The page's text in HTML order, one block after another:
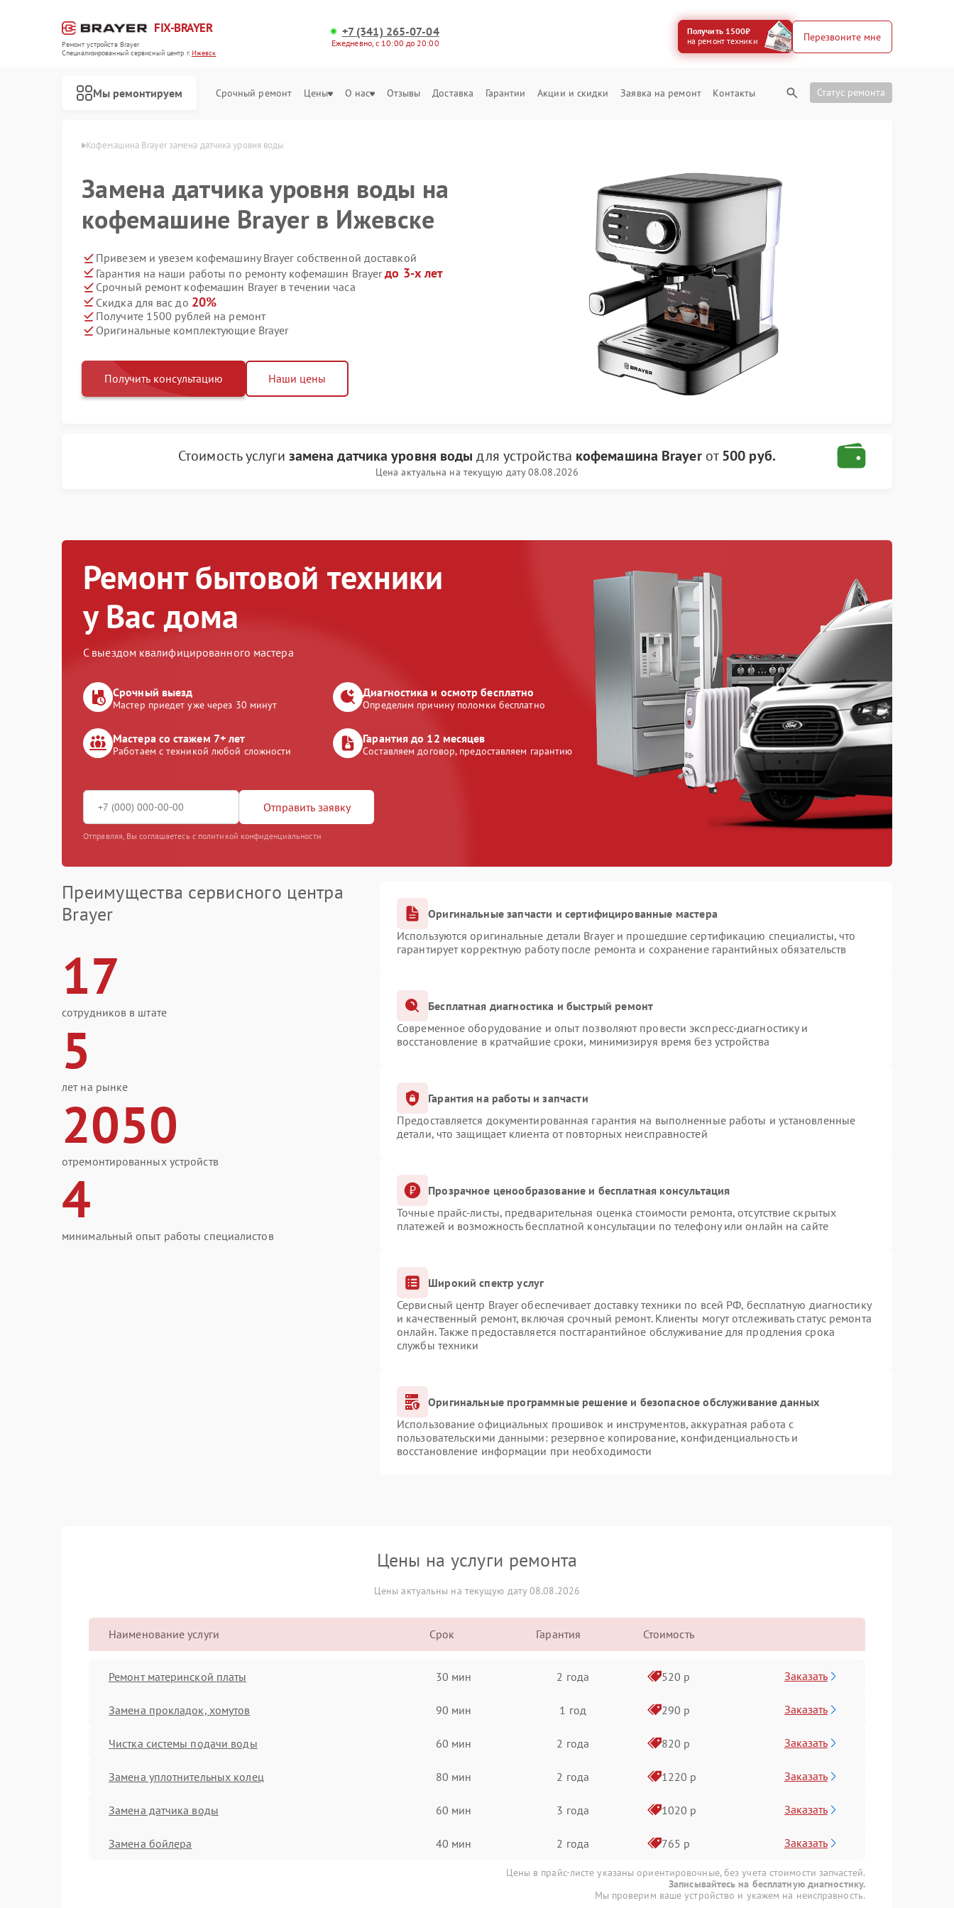
FIX-BRAYER
Ремонт устройств Brayer
Специализированный cервисный центр г.Ижевск
+7 (341) 265-07-04
Ежедневно, с 10:00 до 20:00
Получить 1500₽
на ремонт техники
Перезвоните мне
Мы ремонтируем Срочный ремонт Цены О нас Отзывы Доставка Гарантии Акции и скидки Заявка на ремонт Контакты Статус ремонта
Brayer в Ижевске Кофемашина Brayer замена датчика уровня воды
Замена датчика уровня воды на
кофемашине Brayer в Ижевске
Привезем и увезем кофемашину Brayer собственной доставкой
Гарантия на наши работы по ремонту кофемашин Brayerдо 3-х лет
Срочный ремонт кофемашин Brayer в течении часа
Скидка для вас до 20%
Получите 1500 рублей на ремонт
Оригинальные комплектующие Brayer
Получить консультацию Наши цены
Стоимость услуги замена датчика уровня воды для устройства кофемашина Brayerот500 руб.
Цена актуальна на текущую дату 08.08.2026
Ремонт бытовой техники
у Вас дома
С выездом квалифицированного мастера
Срочный выезд
Мастер приедет уже через 30 минут
Диагностика и осмотр бесплатно
Определим причину поломки бесплатно
Мастера со стажем 7+ лет
Работаем с техникой любой сложности
Гарантия до 12 месяцев
Составляем договор, предоставляем гарантию
Отправить заявку
Отправляя, Вы соглашаетесь с политикой конфиденциальности
Преимущества сервисного центра
Brayer
17
сотрудников в штате
5
лет на рынке
2050
отремонтированных устройств
4
минимальный опыт работы специалистов
Оригинальные запчасти и сертифицированные мастера
Используются оригинальные детали Brayer и прошедшие сертификацию специалисты, что
гарантирует корректную работу после ремонта и сохранение гарантийных обязательств
Бесплатная диагностика и быстрый ремонт
Современное оборудование и опыт позволяют провести экспресс-диагностику и
восстановление в кратчайшие сроки, минимизируя время без устройства
Гарантия на работы и запчасти
Предоставляется документированная гарантия на выполненные работы и установленные
детали, что защищает клиента от повторных неисправностей
Прозрачное ценообразование и бесплатная консультация
Точные прайс-листы, предварительная оценка стоимости ремонта, отсутствие скрытых
платежей и возможность бесплатной консультации по телефону или онлайн на сайте
Широкий спектр услуг
Сервисный центр Brayer обеспечивает доставку техники по всей РФ, бесплатную диагностику
и качественный ремонт, включая срочный ремонт. Клиенты могут отслеживать статус ремонта
онлайн. Также предоставляется постгарантийное обслуживание для продления срока
службы техники
Оригинальные программные решение и безопасное обслуживание данных
Использование официальных прошивок и инструментов, аккуратная работа с
пользовательскими данными: резервное копирование, конфиденциальность и
восстановление информации при необходимости
Цены на услуги ремонта
Цены актуальны на текущую дату 08.08.2026
Наименование услуги Срок Гарантия Стоимость
Ремонт материнской платы 30 мин 2 года 520 р Заказать
Замена прокладок, хомутов 90 мин 1 год 290 р Заказать
Чистка системы подачи воды 60 мин 2 года 820 р Заказать
Замена уплотнительных колец 80 мин 2 года 1220 р Заказать
Замена датчика воды 60 мин 3 года 1020 р Заказать
Замена бойлера 40 мин 2 года 765 р Заказать
Цены в прайс-листе указаны ориентировочные, без учета стоимости запчастей.
Записывайтесь на бесплатную диагностику.
Мы проверим ваше устройство и укажем на неисправность.